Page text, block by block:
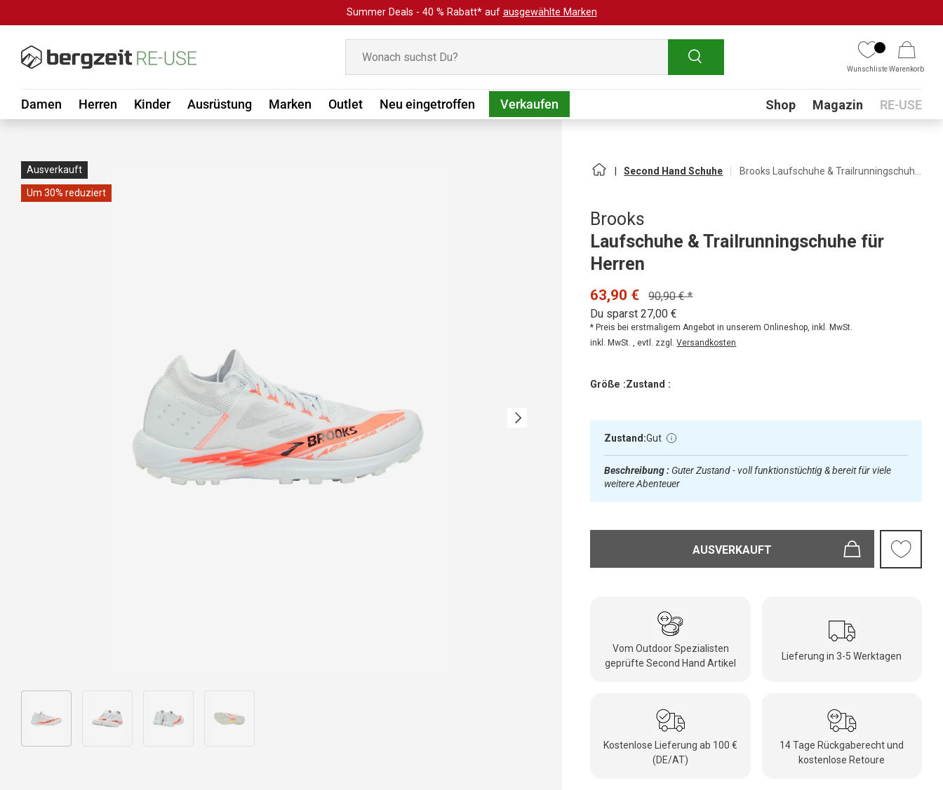
Summer Deals - 40 % Rabatt* auf ausgewählte Marken
Suchen
WunschlisteWarenkorb
Damen Herren Kinder Ausrüstung Marken Outlet Neu eingetroffen Verkaufen Submenu
Shop Magazin RE-USE
Ausverkauft
Um 30% reduziert
Nächste
Bild 1 in Galerieansicht laden
Second Hand Schuhe
Brooks
Laufschuhe & Trailrunningschuhe für
Herren
63,90 €
90,90 € *
Du sparst 27,00 €
* Preis bei erstmaligem Angebot in unserem Onlineshop, inkl. MwSt.
inkl. MwSt. , evtl. zzgl.Versandkosten
Größe :Zustand :
Zustand:Gut
Beschreibung : Guter Zustand - voll funktionstüchtig & bereit für viele
weitere Abenteuer
AUSVERKAUFT
Vom Outdoor Spezialisten
geprüfte Second Hand Artikel
Lieferung in 3-5 Werktagen
Kostenlose Lieferung ab 100 €
(DE/AT)
14 Tage Rückgaberecht und
kostenlose Retoure